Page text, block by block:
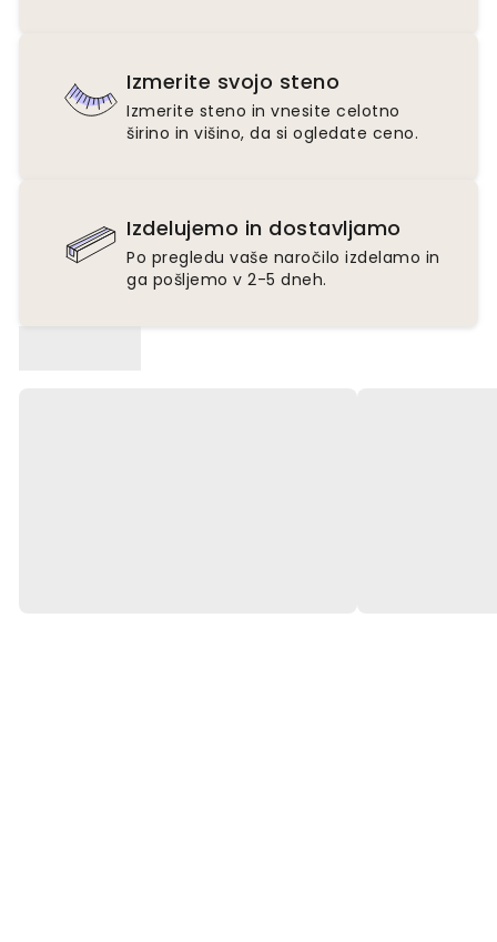
Izmerite svojo steno
Izmerite steno in vnesite celotno
širino in višino, da si ogledate ceno.
Izdelujemo in dostavljamo
Po pregledu vaše naročilo izdelamo in
ga pošljemo v 2-5 dneh.